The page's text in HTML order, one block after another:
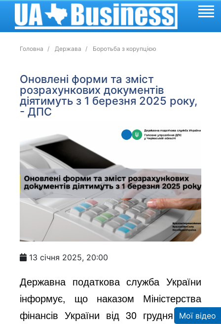
Головна Держава Боротьба з корупцією
Оновлені форми та зміст
розрахункових документів
діятимуть з 1 березня 2025 року,
- ДПС
13 січня 2025, 20:00
Державна податкова служба України
інформує, що наказом Міністерства
фінансів України від 30 грудня 2024
Мої відео